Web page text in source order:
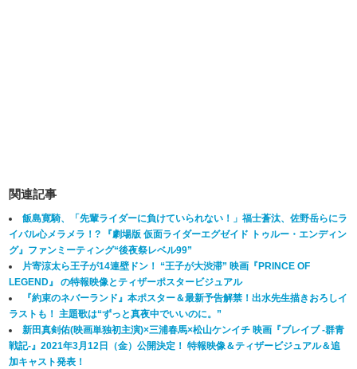
関連記事
飯島寛騎、「先輩ライダーに負けていられない！」福士蒼汰、佐野岳らにラ
イバル心メラメラ！? 『劇場版 仮面ライダーエグゼイド トゥルー・エンディン
グ』ファンミーティング“後夜祭レベル99”
片寄涼太ら王子が14連壁ドン！ “王子が大渋滞” 映画『PRINCE OF
LEGEND』 の特報映像とティザーポスタービジュアル
『約束のネバーランド』本ポスター＆最新予告解禁！出水先生描きおろしイ
ラストも！ 主題歌は“ずっと真夜中でいいのに。”
新田真剣佑(映画単独初主演)×三浦春馬×松山ケンイチ 映画『ブレイブ ‐群青
戦記-』2021年3月12日（金）公開決定！ 特報映像＆ティザービジュアル＆追
加キャスト発表！